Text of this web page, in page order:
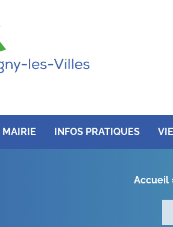
MAIRIE INFOS PRATIQUES
Accueil